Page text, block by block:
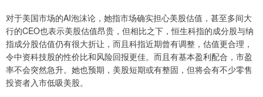
对于美国市场的AI泡沫论，她指市场确实担心美股估值，甚至多间大
行的CEO也表示美股估值昂贵，但相比之下，恒生科指的成分股与纳
指成分股估值仍有很大折让，而且科指近期曾有调整，估值更合理，
令中资科技股的性价比和风险回报更佳。而且有基本盈利配合，市盈
率不会突然急升。她也预期，美股短期或有整固，但将会有不少零售
投资者入市低吸美股。